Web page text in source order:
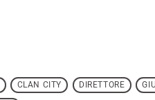
CLAN CITY DIRETTORE